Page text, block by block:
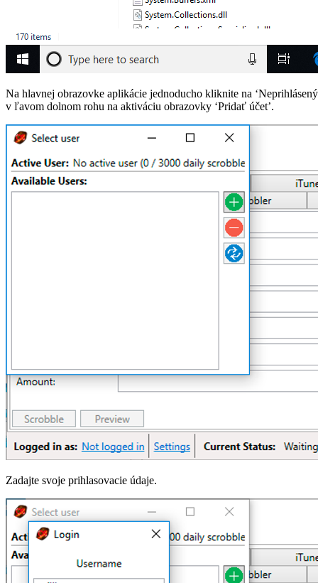
Na hlavnej obrazovke aplikácie jednoducho kliknite na
v ľavom dolnom rohu na aktiváciu obrazovky ‘Pridať účet’.
Zadajte svoje prihlasovacie údaje.